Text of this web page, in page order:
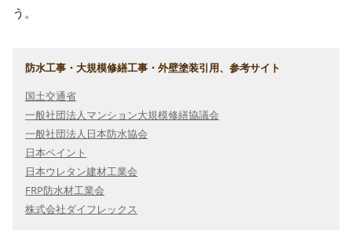
う。
防水工事・大規模修繕工事・外壁塗装引用、参考サイト
国土交通省
一般社団法人マンション大規模修繕協議会
一般社団法人日本防水協会
日本ペイント
日本ウレタン建材工業会
FRP防水材工業会
株式会社ダイフレックス